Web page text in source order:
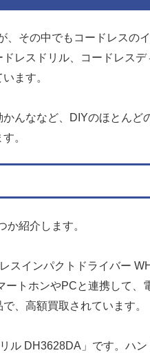
、その中でもコードレスの
レスドリル、コードレス
ます。
んななど、DIYのほとんど
。
紹介します。
スインパクトドライバー
トホンやPCと連携して、
、高額買取されています。
ル DH3628DA」です。ハン